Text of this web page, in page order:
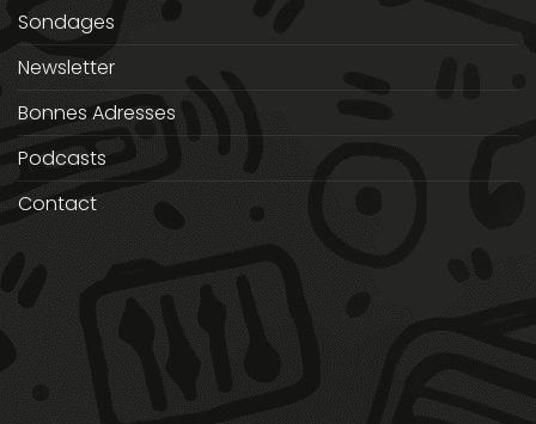
Sondages
Newsletter
Bonnes Adresses
Podcasts
Contact